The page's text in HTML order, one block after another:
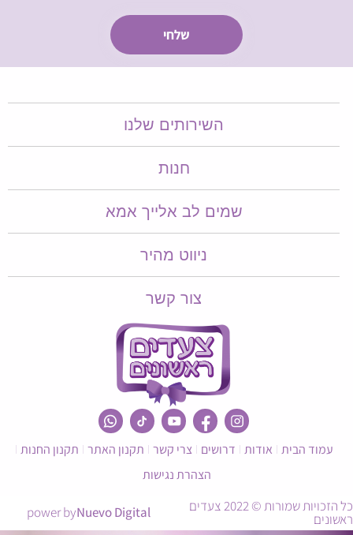
השירותים שלנו
חנות
שמים לב אלייך אמא​​
ניווט מהיר
צור קשר
עמוד הבית אודות דרושים צרי קשר תקנון האתר תקנון החנות
הצהרת נגישות
כל הזכויות שמורות © 2022 צעדים
ראשונים power byNuevo Digital